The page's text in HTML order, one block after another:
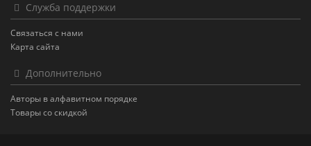
Служба поддержки
Связаться с нами
Карта сайта
Дополнительно
Авторы в алфавитном порядке
Товары со скидкой